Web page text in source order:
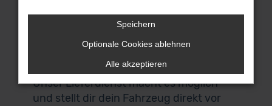
nicht von EU-Importen. Auch, wenn du
in Zürich zuhause bist und nicht zu uns
nach Garching bei München kommen
möchtest, bist du herzlich willkommen.
Unser Lieferdienst macht es möglich
und stellt dir dein Fahrzeug direkt vor
Speichern
Optionale Cookies ablehnen
Alle akzeptieren